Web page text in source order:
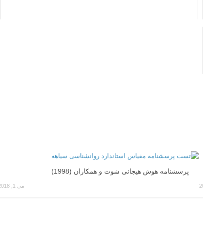
پرسشنامه هوش هیجانی شوت و همکاران (1998)
می 1, 2018